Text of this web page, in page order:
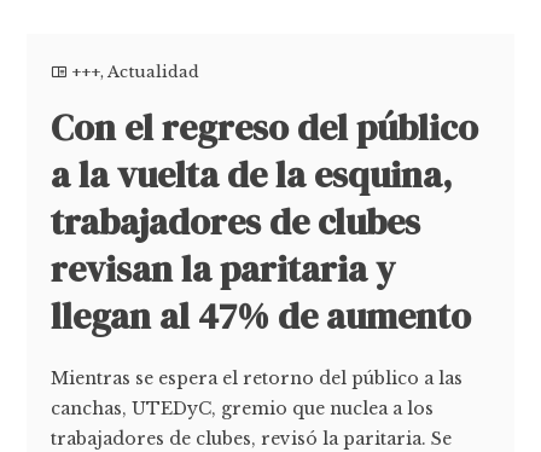
+++,Actualidad
Con el regreso del público
a la vuelta de la esquina,
trabajadores de clubes
revisan la paritaria y
llegan al 47% de aumento
Mientras se espera el retorno del público a las
canchas, UTEDyC, gremio que nuclea a los
trabajadores de clubes, revisó la paritaria. Se